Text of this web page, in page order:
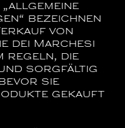
bezeichnen
von
dei Marchesi
regeln, die
sorgfältig
sie
gekauft